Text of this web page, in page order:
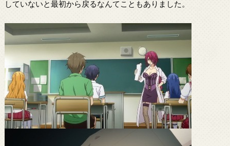
していないと最初から戻るなんてこともありました。